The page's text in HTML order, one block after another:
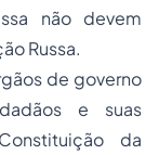
não devem
Russa.
de governo
e suas
da